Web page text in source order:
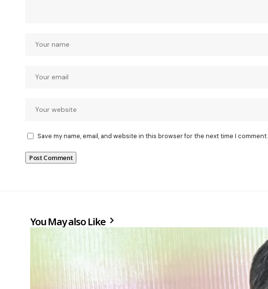
Save my name, email, and website in this browser for the next time I comment.
You May also Like